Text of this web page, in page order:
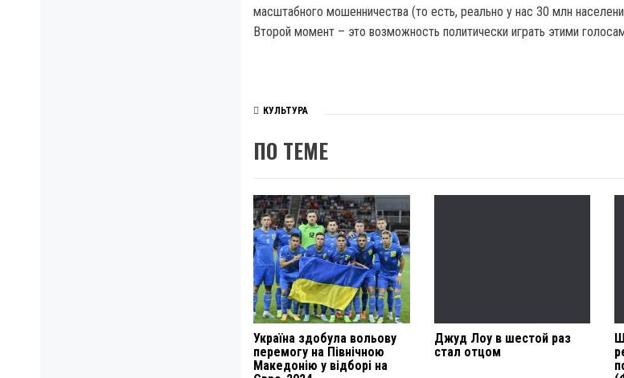
масштабного мошенничества (то есть, реально у нас 30 млн
Второй момент – это возможность политически играть этими
КУЛЬТУРА
ПО ТЕМЕ
Україна здобула вольову
перемогу на Північною
Македонію у відборі на
Джуд Лоу в шестой раз
стал отцом